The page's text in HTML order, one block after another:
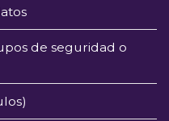
de seguridad o